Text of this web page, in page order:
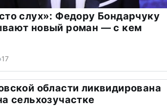
слух»: Федору Бондарчуку
новый роман — с кем
17
области ликвидирована
сельхозучастке